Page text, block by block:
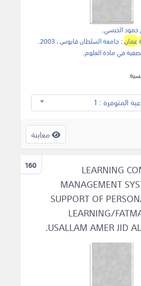
الحبسي.
عمان: جامعة السلطان قابوس،2003
.
في مادة العلوم.
المتوفرة : 1
معاينة
160
LEARNING
MANAGEMENT
SUPPORT OF
LEARNING/
USALLAM AMER JID